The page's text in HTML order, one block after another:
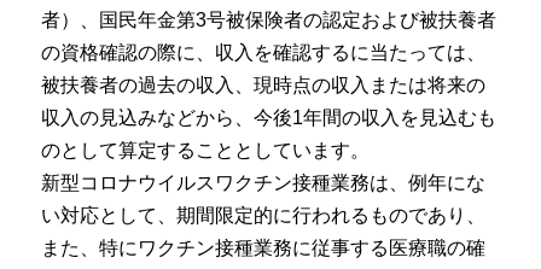
者）、国民年金第3号被保険者の認定および被扶養者
の資格確認の際に、収入を確認するに当たっては、
被扶養者の過去の収入、現時点の収入または将来の
収入の見込みなどから、今後1年間の収入を見込むも
のとして算定することとしています。
新型コロナウイルスワクチン接種業務は、例年にな
い対応として、期間限定的に行われるものであり、
また、特にワクチン接種業務に従事する医療職の確